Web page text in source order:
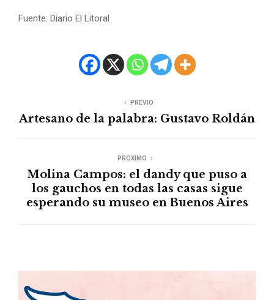
Fuente: Diario El Litoral
PREVIO
Artesano de la palabra: Gustavo Roldán
PROXIMO
Molina Campos: el dandy que puso a
los gauchos en todas las casas sigue
esperando su museo en Buenos Aires